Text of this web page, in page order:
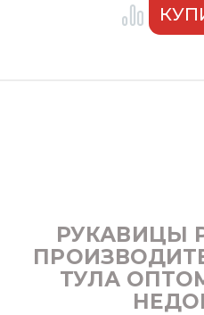
РУКАВИЦЫ
ТУЛА